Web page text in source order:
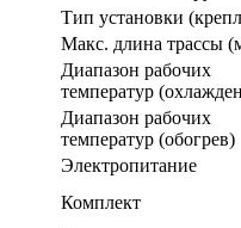
Тип установки
Макс. длина трассы
Диапазон рабочих
температур
Диапазон рабочих
температур (обогрев)
Электропитание
Комплект